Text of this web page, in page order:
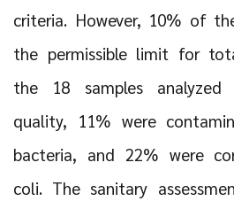
criteria. However, 10% of
the permissible limit for
the 18 samples analyzed
quality, 11% were
bacteria, and 22% were
coli. The sanitary